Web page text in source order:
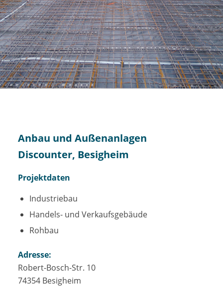
Anbau und Außenanlagen
Discounter, Besigheim
Projektdaten
Industriebau
Handels- und Verkaufsgebäude
Rohbau
Adresse:
Robert-Bosch-Str. 10
74354 Besigheim